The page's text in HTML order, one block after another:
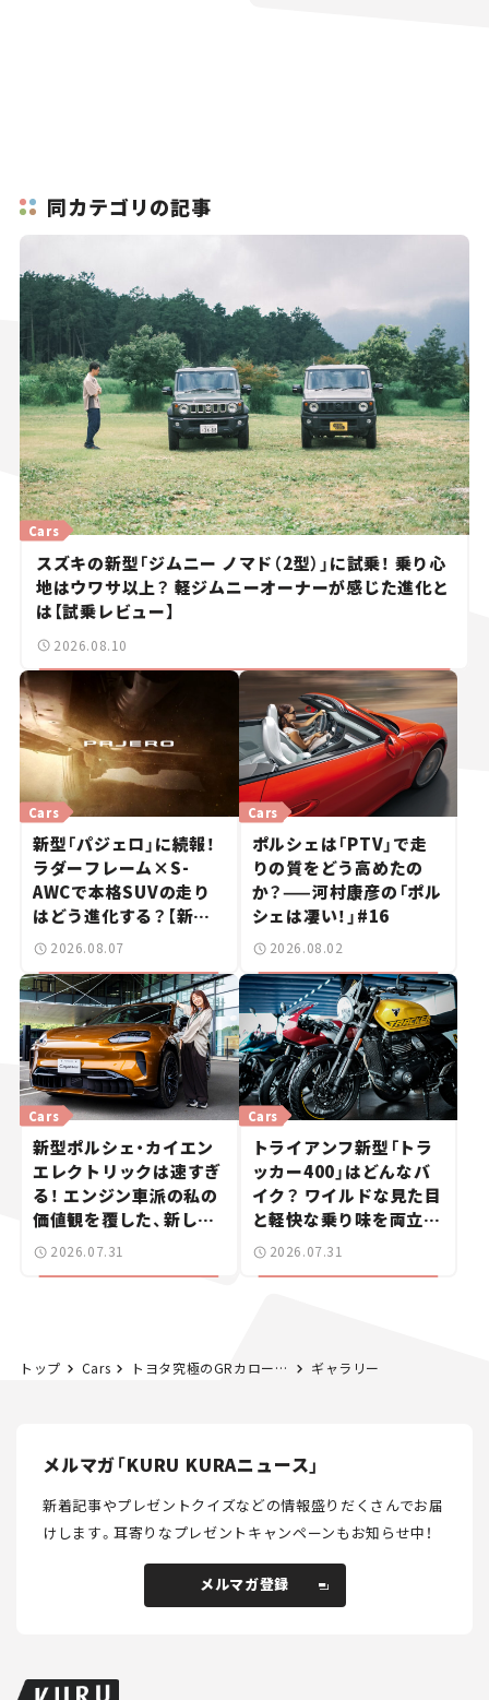
同カテゴリの記事
スズキの新型「ジムニー ノマド（2型）」に試乗！ 乗り心
地はウワサ以上？ 軽ジムニーオーナーが感じた進化と
は【試乗レビュー】
Cars
2026.08.10
新型「パジェロ」に続報！
ラダーフレーム×S-
AWCで本格SUVの走り
はどう進化する？【新車
ニュース】
Cars
2026.08.07
ポルシェは「PTV」で走
りの質をどう高めたの
か？——河村康彦の「ポル
シェは凄い！」#16
Cars
2026.08.02
新型ポルシェ・カイエン
エレクトリックは速すぎ
る！ エンジン車派の私の
価値観を覆した、新しい
ポルシェの走り。
Cars
2026.07.31
トライアンフ新型「トラ
ッカー400」はどんなバ
イク？ ワイルドな見た目
と軽快な乗り味を両立し
た400ccフラットトラッ
Cars
2026.07.31
トップ Cars トヨタ究極のGRカローラ「GRMNカローラ」世界初公開！ ニュル仕込みの2シーターが台数限定で2027年発売へ【新車ニュース】 ギャラリー
メルマガ「KURU KURAニュース」
新着記事やプレゼントクイズなどの情報盛りだくさんでお届
けします。耳寄りなプレゼントキャンペーンもお知らせ中！
メルマガ登録